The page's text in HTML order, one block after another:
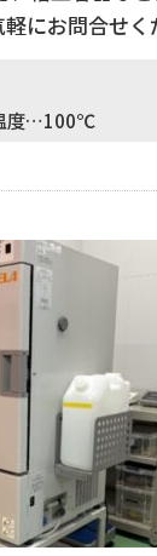
にお問合せく
度…100℃